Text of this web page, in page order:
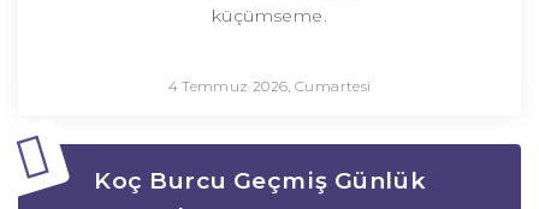
küçümseme.
4 Temmuz 2026, Cumartesi
Koç Burcu Geçmiş Günlük